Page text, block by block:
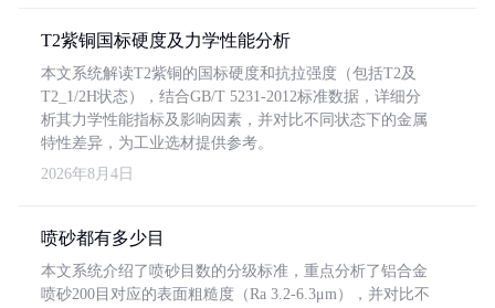
T2紫铜国标硬度及力学性能分析
本文系统解读T2紫铜的国标硬度和抗拉强度（包括T2及
T2_1/2H状态），结合GB/T 5231-2012标准数据，详细分
析其力学性能指标及影响因素，并对比不同状态下的金属
特性差异，为工业选材提供参考。
2026年8月4日
喷砂都有多少目
本文系统介绍了喷砂目数的分级标准，重点分析了铝合金
喷砂200目对应的表面粗糙度（Ra 3.2-6.3μm），并对比不